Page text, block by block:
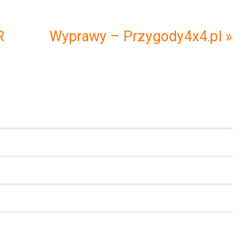
Wyprawy – Przygody4x4.pl »